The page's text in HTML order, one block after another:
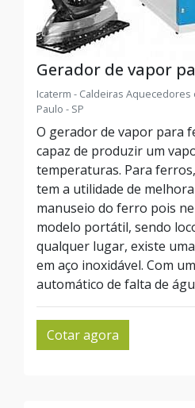
Gerador de vapor
Icaterm - Caldeiras
Paulo - SP
O gerador de vapor para
capaz de produzir um
temperaturas. Para
tem a utilidade de
manuseio do ferro pois
modelo portátil, sendo
qualquer lugar, existe
em aço inoxidável. Com
automático de falta de
Cotar agora